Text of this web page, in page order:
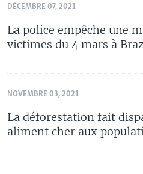
DÉCEMBRE 07, 2021
La police empêche une
victimes du 4 mars à
NOVEMBRE 03, 2021
La déforestation fait
aliment cher aux